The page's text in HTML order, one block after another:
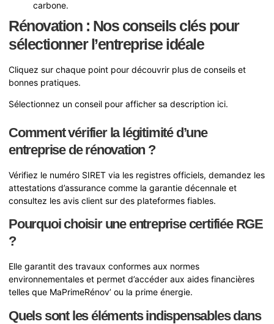
carbone.
Rénovation : Nos conseils clés pour
sélectionner l’entreprise idéale
Cliquez sur chaque point pour découvrir plus de conseils et
bonnes pratiques.
Sélectionnez un conseil pour afficher sa description ici.
Comment vérifier la légitimité d’une
entreprise de rénovation ?
Vérifiez le numéro SIRET via les registres officiels, demandez les
attestations d’assurance comme la garantie décennale et
consultez les avis client sur des plateformes fiables.
Pourquoi choisir une entreprise certifiée RGE
?
Elle garantit des travaux conformes aux normes
environnementales et permet d’accéder aux aides financières
telles que MaPrimeRénov’ ou la prime énergie.
Quels sont les éléments indispensables dans